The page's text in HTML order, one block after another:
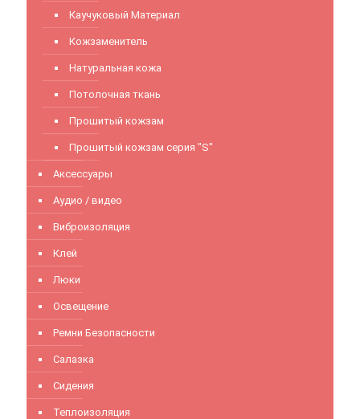
Каучуковый Материал
Кожзаменитель
Натуральная кожа
Потолочная ткань
Прошитый кожзам
Прошитый кожзам серия "S"
Аксессуары
Аудио / видео
Виброизоляция
Клей
Люки
Освещение
Ремни Безопасности
Салазка
Сидения
Теплоизоляция